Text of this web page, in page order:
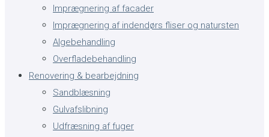
Imprægnering af facader
Imprægnering af indendørs fliser og natursten
Algebehandling
Overfladebehandling
Renovering & bearbejdning
Sandblæsning
Gulvafslibning
Udfræsning af fuger